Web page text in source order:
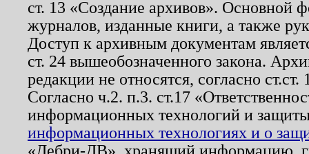
ст. 13 «Создание архивов». Основной
журналов, изданные книги, а также
Доступ к архивным документам
ст. 24 вышеобозначенного закона.
редакции не относятся, согласно
Согласно ч.2. п.3. ст.17
информационных технологий и
информационных технологиях и о
«Дебри-ДВ», хранящий информацию,